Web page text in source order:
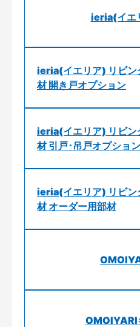
ieria(イエ
ieria(イエリア) リビン
材 開き戸オプション
ieria(イエリア) リビン
材 引戸･吊戸オプション
ieria(イエリア) リビン
材 オーダー用部材
OMOIYARI